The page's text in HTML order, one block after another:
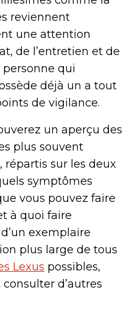
reviennent
une attention
de l’entretien et de
personne qui
déjà un a tout
de vigilance.
un aperçu des
plus souvent
répartis sur les deux
symptômes
vous pouvez faire
à quoi faire
exemplaire
plus large de tous
Lexus possibles,
d’autres